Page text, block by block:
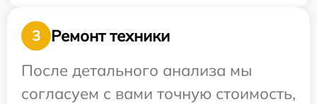
3
Ремонт техники
После детального анализа мы
согласуем с вами точную стоимость,